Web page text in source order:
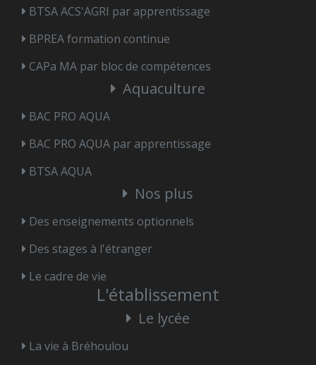
BTSA ACS'AGRI par apprentissage
BPREA formation continue
CAPa MA par bloc de compétences
Aquaculture
BAC PRO AQUA
BAC PRO AQUA par apprentissage
BTSA AQUA
Nos plus
Des enseignements optionnels
Des stages à l'étranger
Le cadre de vie
L'établissement
Le lycée
La vie à Bréhoulou